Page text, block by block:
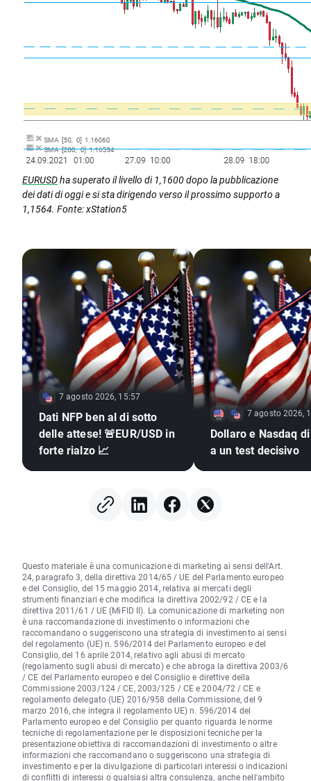
EURUSDha superato il livello di 1,1600 dopo la pubblicazione
dei dati di oggi e si sta dirigendo verso il prossimo supporto a
1,1564. Fonte: xStation5
7 agosto 2026, 15:57
Dati NFP ben al di sotto
delle attese! 🚨EUR/USD in
forte rialzo 📈
7 agosto 2026,
Dollaro e Nasdaq
a un test decisivo
Questo materiale è una comunicazione di marketing ai sensi dell'Art.
24, paragrafo 3, della direttiva 2014/65 / UE del Parlamento europeo
e del Consiglio, del 15 maggio 2014, relativa ai mercati degli
strumenti finanziari e che modifica la direttiva 2002/92 / CE e la
direttiva 2011/61 / UE (MiFID II). La comunicazione di marketing non
è una raccomandazione di investimento o informazioni che
raccomandano o suggeriscono una strategia di investimento ai sensi
del regolamento (UE) n. 596/2014 del Parlamento europeo e del
Consiglio, del 16 aprile 2014, relativo agli abusi di mercato
(regolamento sugli abusi di mercato) e che abroga la direttiva 2003/6
/ CE del Parlamento europeo e del Consiglio e direttive della
Commissione 2003/124 / CE, 2003/125 / CE e 2004/72 / CE e
regolamento delegato (UE) 2016/958 della Commissione, del 9
marzo 2016, che integra il regolamento UE) n. 596/2014 del
Parlamento europeo e del Consiglio per quanto riguarda le norme
tecniche di regolamentazione per le disposizioni tecniche per la
presentazione obiettiva di raccomandazioni di investimento o altre
informazioni che raccomandano o suggeriscono una strategia di
investimento e per la divulgazione di particolari interessi o indicazioni
di conflitti di interessi o qualsiasi altra consulenza, anche nell'ambito